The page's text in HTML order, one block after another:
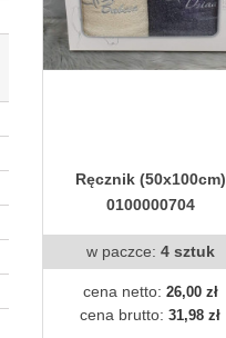
Ręcznik (50x100cm)
0100000704
w paczce: 4 sztuk
cena netto: 26,00 zł
cena brutto: 31,98 zł